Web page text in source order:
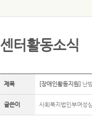
센터활동소식
제목 [장애인활동지원] 난
글쓴이 사회복지법인부여성